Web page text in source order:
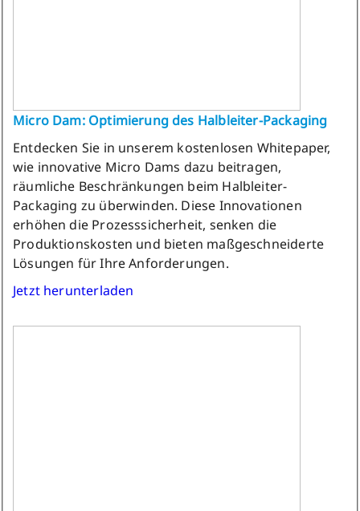
Micro Dam: Optimierung des Halbleiter-Packaging
Entdecken Sie in unserem kostenlosen Whitepaper,
wie innovative Micro Dams dazu beitragen,
räumliche Beschränkungen beim Halbleiter-
Packaging zu überwinden. Diese Innovationen
erhöhen die Prozesssicherheit, senken die
Produktionskosten und bieten maßgeschneiderte
Lösungen für Ihre Anforderungen.
Jetzt herunterladen